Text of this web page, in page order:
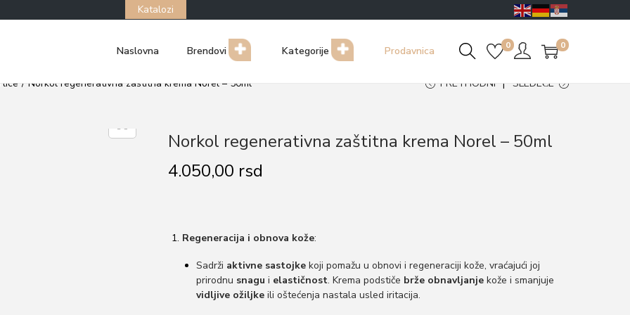
Katalozi
Naslovna Brendovi Kategorije Prodavnica 0 0
lice / Norkol regenerativna zaštitna krema Norel – 50ml PRETHODNI SLEDEĆE
Norkol regenerativna zaštitna krema Norel – 50ml
4.050,00 rsd
Regeneracija i obnova kože:
Sadrži aktivne sastojke koji pomažu u obnovi i regeneraciji kože, vraćajući joj
prirodnu snagu i elastičnost. Krema podstiče brže obnavljanje kože i smanjuje
vidljive ožiljke ili oštećenja nastala usled iritacija.